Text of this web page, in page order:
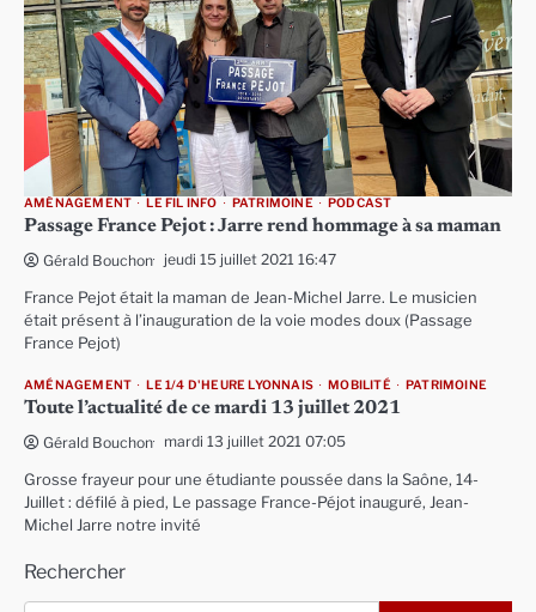
AMÉNAGEMENT LE FIL INFO PATRIMOINE PODCAST
Passage France Pejot : Jarre rend hommage à sa maman
Gérald Bouchon jeudi 15 juillet 2021 16:47
France Pejot était la maman de Jean-Michel Jarre. Le musicien
était présent à l’inauguration de la voie modes doux (Passage
France Pejot)
AMÉNAGEMENT LE 1/4 D'HEURE LYONNAIS MOBILITÉ PATRIMOINE
Toute l’actualité de ce mardi 13 juillet 2021
Gérald Bouchon mardi 13 juillet 2021 07:05
Grosse frayeur pour une étudiante poussée dans la Saône, 14-
Juillet : défilé à pied, Le passage France-Péjot inauguré, Jean-
Michel Jarre notre invité
Rechercher